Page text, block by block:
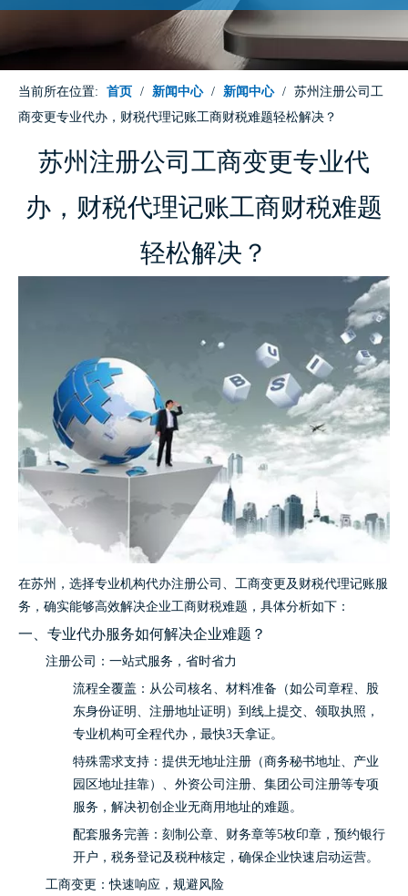
当前所在位置: 首页 / 新闻中心 / 新闻中心 / 苏州注册公司工
商变更专业代办，财税代理记账工商财税难题轻松解决？
苏州注册公司工商变更专业代
办，财税代理记账工商财税难题
轻松解决？
在苏州，选择专业机构代办注册公司、工商变更及财税代理记账服
务，确实能够高效解决企业工商财税难题，具体分析如下：
一、专业代办服务如何解决企业难题？
注册公司：一站式服务，省时省力
流程全覆盖：从公司核名、材料准备（如公司章程、股
东身份证明、注册地址证明）到线上提交、领取执照，
专业机构可全程代办，最快3天拿证。
特殊需求支持：提供无地址注册（商务秘书地址、产业
园区地址挂靠）、外资公司注册、集团公司注册等专项
服务，解决初创企业无商用地址的难题。
配套服务完善：刻制公章、财务章等5枚印章，预约银行
开户，税务登记及税种核定，确保企业快速启动运营。
工商变更：快速响应，规避风险